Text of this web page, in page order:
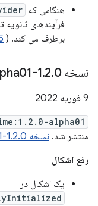
هنگامی که
فرآیندهای
برطرف می کند. (
نسخه 1 .2.0-alpha01
9 فوریه 2022
alpha01
منتشر شد. نسخه 1.2.0-alpha01 حاوی این commit ها است.
رفع اشکال
یک اشکال در